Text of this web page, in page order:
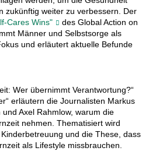
zukünftig weiter zu verbessern. Der
Cares Wins"
des Global Action on
Männer und Selbstsorge als
und erläutert aktuelle Befunde
Wer übernimmt Verantwortung?“
erläutern die Journalisten Markus
Axel Rahmlow, warum die
nehmen. Thematisiert wird
und die These, dass
als Lifestyle missbrauchen.